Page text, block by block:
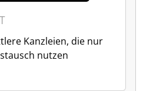
Kanzleien, die nur
nutzen